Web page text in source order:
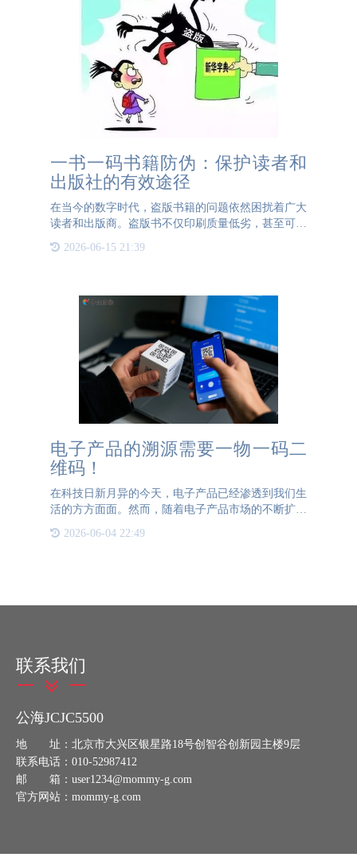
一书一码书籍防伪：保护读者和
出版社的有效途径
在当今的数字时代，盗版书籍的问题依然困扰着广大
读者和出版商。盗版书不仅印刷质量低劣，甚至可能
是，一些学校在采购图书时也不幸购入了盗版书籍，
2026-06-15 21:39
电子产品的溯源需要一物一码二
维码！
在科技日新月异的今天，电子产品已经渗透到我们生
活的方方面面。然而，随着电子产品市场的不断扩大
其生产流程、验证真伪，成为了消费者和生产商共同
2026-06-04 22:49
联系我们
公海JCJC5500
地 址：北京市大兴区银星路18号创智谷创新园主楼9层
联系电话：010-52987412
邮 箱：user1234@mommy-g.com
官方网站：mommy-g.com